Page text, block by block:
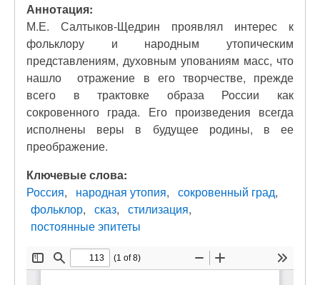
Аннотация:
М.Е. Салтыков-Щедрин проявлял интерес к
фольклору и народным утопическим
представлениям, духовным упованиям масс, что
нашло отражение в его творчестве, прежде
всего в трактовке образа России как
сокровенного града. Его произведения всегда
исполнены веры в будущее родины, в ее
преображение.
Ключевые слова:
Россия
народная утопия
сокровенный град
фольклор
сказ
стилизация
постоянные эпитеты